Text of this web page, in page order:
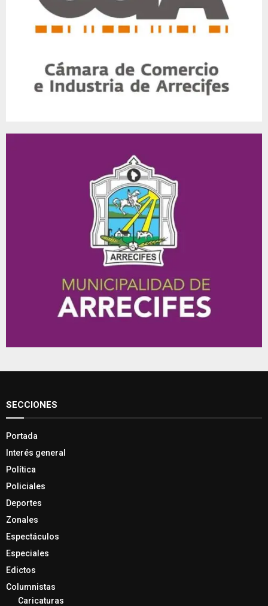
SECCIONES
Portada
Interés general
Política
Policiales
Deportes
Zonales
Espectáculos
Especiales
Edictos
Columnistas
Caricaturas